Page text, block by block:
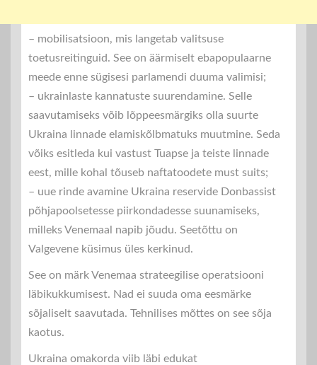
– mobilisatsioon, mis langetab valitsuse
toetusreitinguid. See on äärmiselt ebapopulaarne
meede enne sügisesi parlamendi duuma valimisi;
– ukrainlaste kannatuste suurendamine. Selle
saavutamiseks võib lõppeesmärgiks olla suurte
Ukraina linnade elamiskõlbmatuks muutmine. Seda
võiks esitleda kui vastust Tuapse ja teiste linnade
eest, mille kohal tõuseb naftatoodete must suits;
– uue rinde avamine Ukraina reservide Donbassist
põhjapoolsetesse piirkondadesse suunamiseks,
milleks Venemaal napib jõudu. Seetõttu on
Valgevene küsimus üles kerkinud.
See on märk Venemaa strateegilise operatsiooni
läbikukkumisest. Nad ei suuda oma eesmärke
sõjaliselt saavutada. Tehnilises mõttes on see sõja
kaotus.
Ukraina omakorda viib läbi edukat